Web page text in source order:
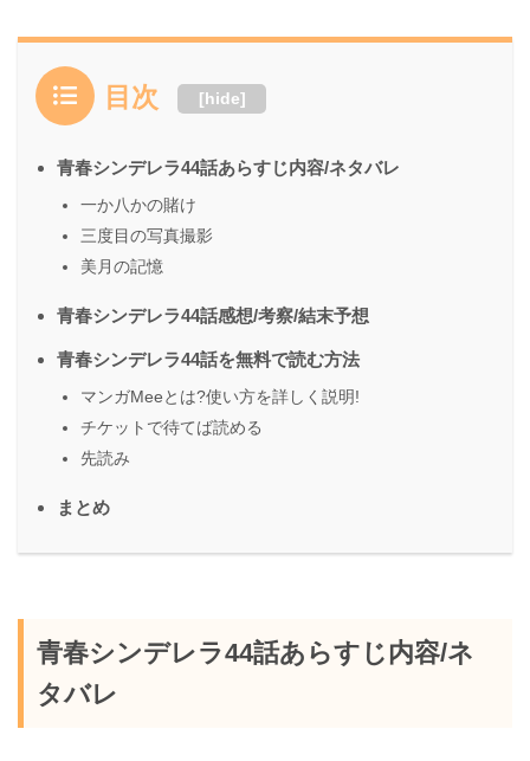
目次 [hide]
青春シンデレラ44話あらすじ内容/ネタバレ
一か八かの賭け
三度目の写真撮影
美月の記憶
青春シンデレラ44話感想/考察/結末予想
青春シンデレラ44話を無料で読む方法
マンガMeeとは?使い方を詳しく説明!
チケットで待てば読める
先読み
まとめ
青春シンデレラ44話あらすじ内容/ネ
タバレ